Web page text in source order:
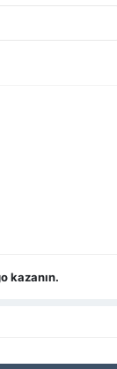
kazanın.